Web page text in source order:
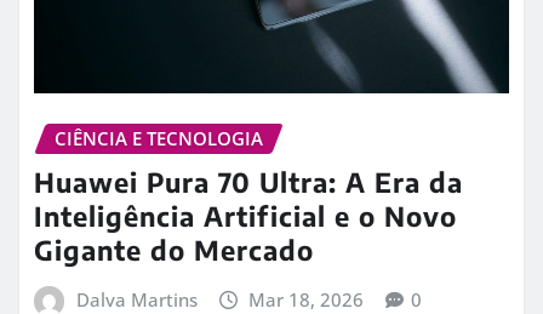
CIÊNCIA E TECNOLOGIA
Huawei Pura 70 Ultra: A Era da
Inteligência Artificial e o Novo
Gigante do Mercado
Dalva Martins Mar 18, 2026 0